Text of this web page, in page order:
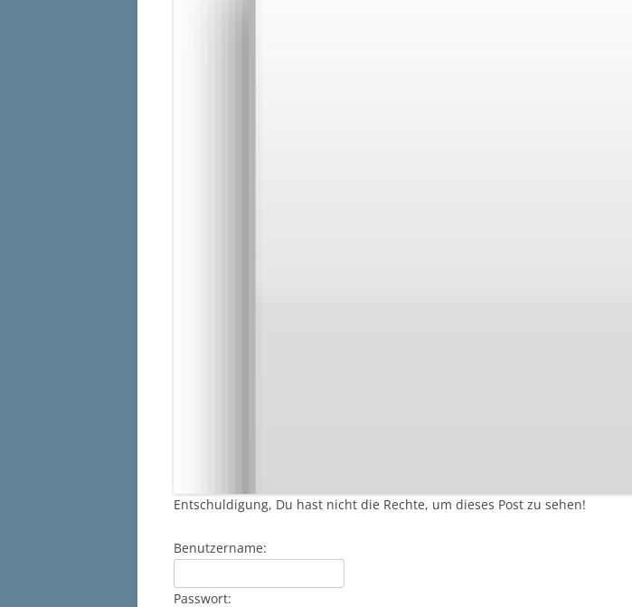
Entschuldigung, Du hast nicht die Rechte, um dieses Post zu sehen!
Benutzername:
Passwort: